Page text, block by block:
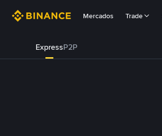
Mercados Trade
ExpressP2P